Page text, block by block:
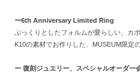
ー6th Anniversary Limited Ring
ぷっくりとしたフォルムが愛らしい、カ
K10の素材でお作りした、MUSEUM限定
ー 復刻ジュエリー、スペシャルオーダー